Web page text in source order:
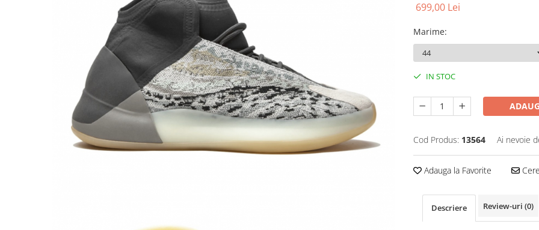
699,00 Lei
Marime:
IN STOC
Cod Produs: 13564 Ai nevoie
Adauga la Favorite
Descriere Review-uri (0)